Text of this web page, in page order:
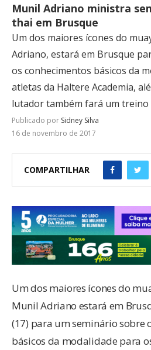
Munil Adriano ministra
thai em Brusque
Um dos maiores ícones do
Adriano, estará em Brusque
os conhecimentos básicos da
atletas da Haltere Academia,
lutador também fará um treino
Publicado por Sidney Silva
16 de novembro de 2017
COMPARTILHAR
Um dos maiores ícones do
Munil Adriano estará em
(17) para um seminário sobre
básicos da modalidade para